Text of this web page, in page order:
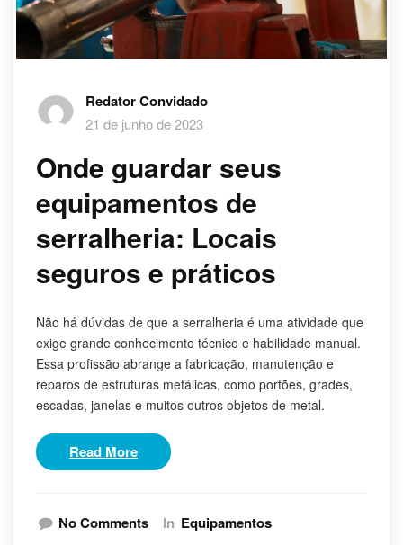
Redator Convidado
21 de junho de 2023
Onde guardar seus
equipamentos de
serralheria: Locais
seguros e práticos
Não há dúvidas de que a serralheria é uma atividade que
exige grande conhecimento técnico e habilidade manual.
Essa profissão abrange a fabricação, manutenção e
reparos de estruturas metálicas, como portões, grades,
escadas, janelas e muitos outros objetos de metal.
Read More
No Comments In Equipamentos